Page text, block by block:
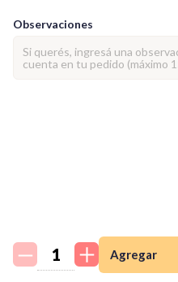
tienda así para mi
emprendimiento!
Observaciones
Agregar